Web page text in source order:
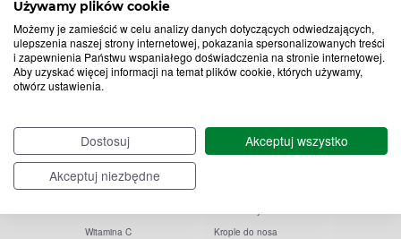
Używamy plików cookie
Możemy je zamieścić w celu analizy danych dotyczących odwiedzających,
ulepszenia naszej strony internetowej, pokazania spersonalizowanych treści
i zapewnienia Państwu wspaniałego doświadczenia na stronie internetowej.
Aby uzyskać więcej informacji na temat plików cookie, których używamy,
otwórz ustawienia.
Dostosuj
Akceptuj wszystko
Akceptuj niezbędne
do
newslettera
Chcę otrzymywać newsletter Apteline* rozwiń>
Popularne zapytania
Witamina C
Krople do nosa